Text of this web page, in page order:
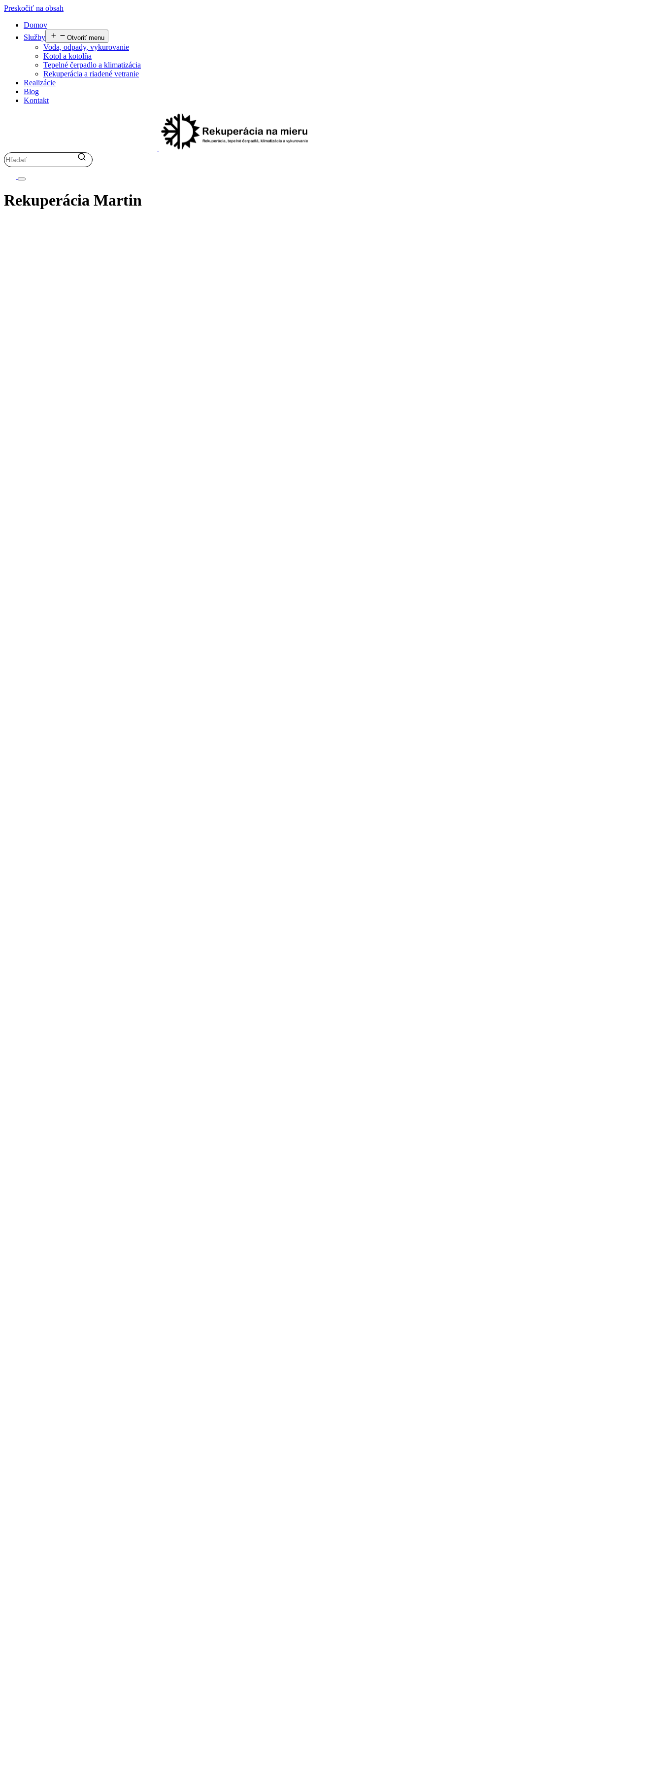
Preskočiť na obsah
Domov
Služby
Otvoriť menu
Voda, odpady, vykurovanie
Kotol a kotolňa
Tepelné čerpadlo a klimatizácia
Rekuperácia a riadené vetranie
Realizácie
Blog
Kontakt
Rekuperácia Martin